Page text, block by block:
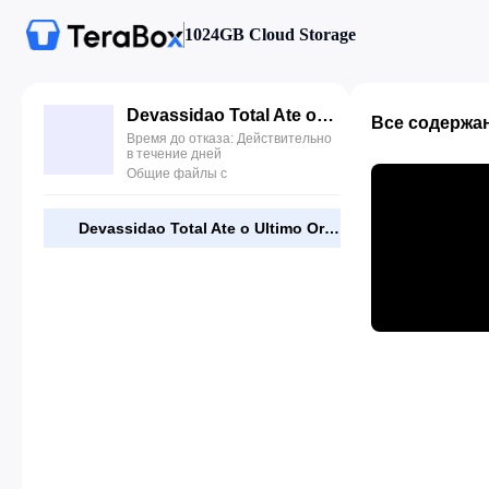
1024GB Cloud Storage
Devassidao Total Ate o Ultimo Orgasmo.avi
Время до отказа: Действительно
в течение дней
Общие файлы с
Devassidao Total Ate o Ultimo Orgasmo.avi
Все